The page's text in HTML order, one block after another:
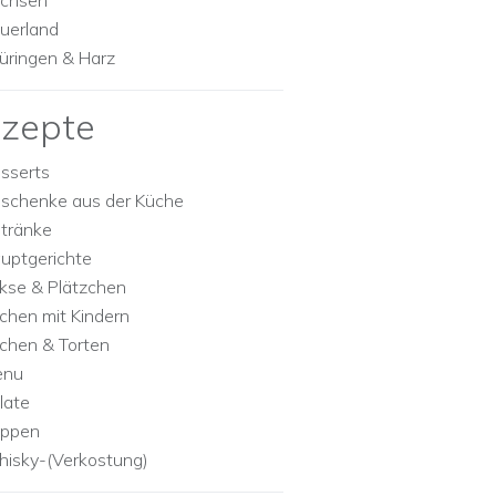
& Harz
aus der Küche
& Plätzchen
mit Kindern
& Torten
(Verkostung)